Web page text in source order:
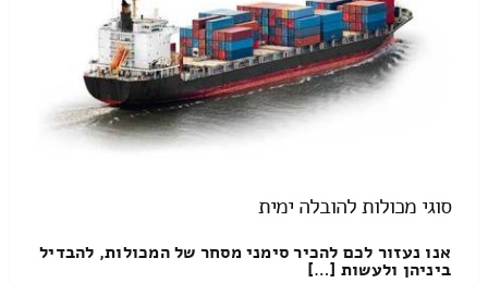
סוגי מכולות להובלה ימית
אנו נעזור לכם להכיר סימני מסחר של המכולות, להבדיל
ביניהן ולעשות […]